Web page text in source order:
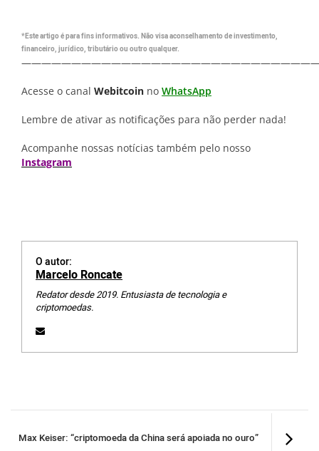
*Este artigo é para fins informativos. Não visa aconselhamento de investimento,
financeiro, jurídico, tributário ou outro qualquer.
Acesse o canal Webitcoin no WhatsApp
Lembre de ativar as notificações para não perder nada!
Acompanhe nossas notícias também pelo nosso
Instagram
O autor:
Marcelo Roncate
Redator desde 2019. Entusiasta de tecnologia e
criptomoedas.
Max Keiser: “criptomoeda da China será apoiada no ouro”